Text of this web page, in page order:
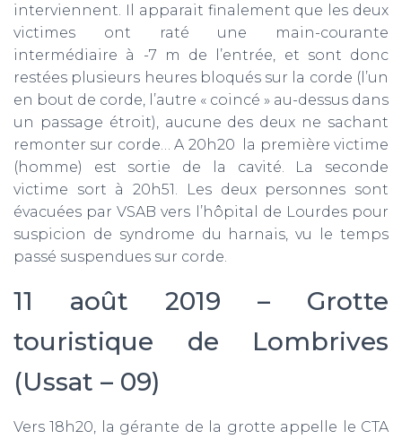
interviennent. Il apparait finalement que les deux
victimes ont raté une main-courante
intermédiaire à -7 m de l’entrée, et sont donc
restées plusieurs heures bloqués sur la corde (l’un
en bout de corde, l’autre « coincé » au-dessus dans
un passage étroit), aucune des deux ne sachant
remonter sur corde… A 20h20 la première victime
(homme) est sortie de la cavité. La seconde
victime sort à 20h51. Les deux personnes sont
évacuées par VSAB vers l’hôpital de Lourdes pour
suspicion de syndrome du harnais, vu le temps
passé suspendues sur corde.
11 août 2019 – Grotte
touristique de Lombrives
(Ussat – 09)
Vers 18h20, la gérante de la grotte appelle le CTA